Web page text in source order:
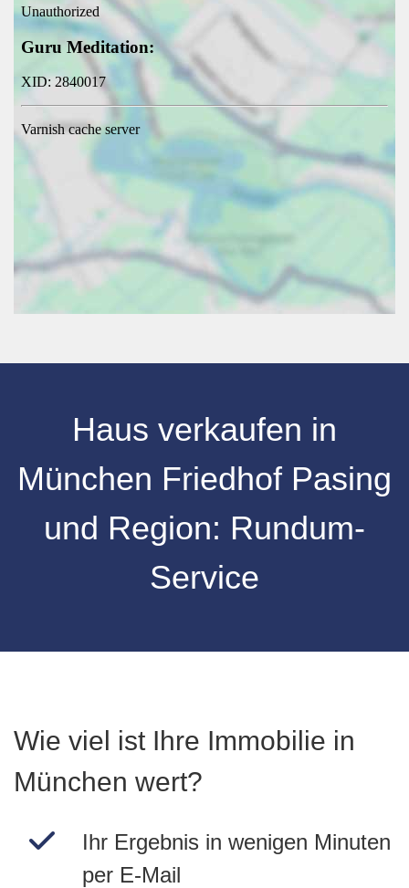
Haus verkaufen in
München Friedhof Pasing
und Region: Rundum-
Service
Wie viel ist Ihre Immobilie in
München wert?
Ihr Ergebnis in wenigen Minuten
per E-Mail